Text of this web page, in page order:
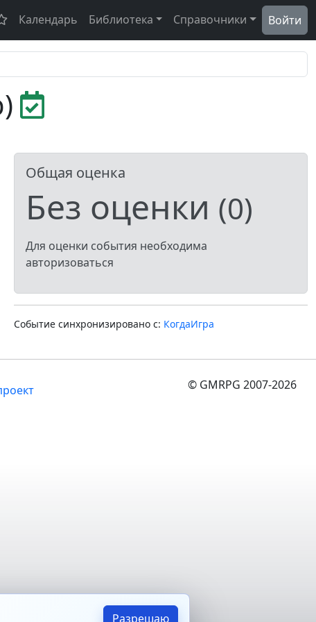
Календарь Библиотека Справочники Войти
Общая оценка
Без оценки (0)
Для оценки события необходима
авторизоваться
Событие синхронизировано с: КогдаИгра
© GMRPG 2007-2026
Разрешаю